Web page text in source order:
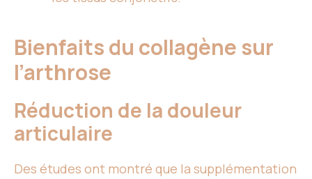
Bienfaits du collagène sur
l’arthrose
Réduction de la douleur
articulaire
Des études ont montré que la supplémentation